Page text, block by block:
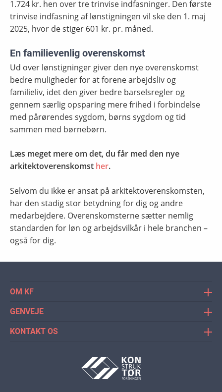
1.724 kr. hen over tre trinvise indfasninger. Den første
trinvise indfasning af lønstigningen vil ske den 1. maj
2025, hvor de stiger 601 kr. pr. måned.
En familievenlig overenskomst
Ud over lønstigninger giver den nye overenskomst
bedre muligheder for at forene arbejdsliv og
familieliv, idet den giver bedre barselsregler og
gennem særlig opsparing mere frihed i forbindelse
med pårørendes sygdom, børns sygdom og tid
sammen med børnebørn.
Læs meget mere om det, du får med den nye
arkitektoverenskomst her.
Selvom du ikke er ansat på arkitektoverenskomsten,
har den stadig stor betydning for dig og andre
medarbejdere. Overenskomsterne sætter nemlig
standarden for løn og arbejdsvilkår i hele branchen –
også for dig.
OM KF
Konstruktørforeningen (KF) er
Danmarks største netværk for
også faglig organisation for andre
bygningsprofessionelle, der har en uddannelse, der
matcher bygningskonstruktørernes.
GENVEJE
Meld dig ind
Se KF's medlemsfordele
KONTAKT OS
Alle hverdage kl. 10.00-15.00
og torsdage kl. 09.00-17.00